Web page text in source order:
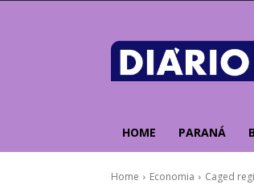
HOME PARANÁ
Home Economia Caged